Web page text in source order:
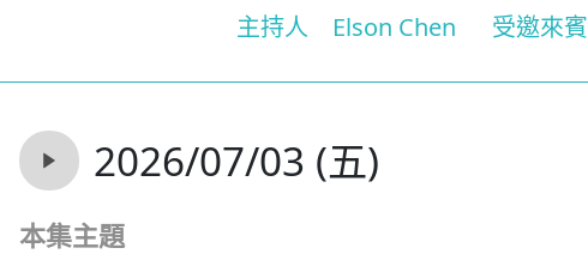
主持人 Elson Chen 受邀來賓
2026/07/03 (五)
本集主題